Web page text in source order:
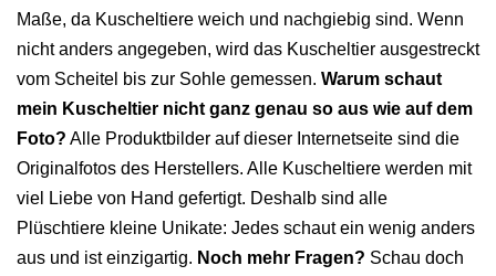
Maße, da Kuscheltiere weich und nachgiebig sind. Wenn
nicht anders angegeben, wird das Kuscheltier ausgestreckt
vom Scheitel bis zur Sohle gemessen. Warum schaut
mein Kuscheltier nicht ganz genau so aus wie auf dem
Foto? Alle Produktbilder auf dieser Internetseite sind die
Originalfotos des Herstellers. Alle Kuscheltiere werden mit
viel Liebe von Hand gefertigt. Deshalb sind alle
Plüschtiere kleine Unikate: Jedes schaut ein wenig anders
aus und ist einzigartig. Noch mehr Fragen? Schau doch